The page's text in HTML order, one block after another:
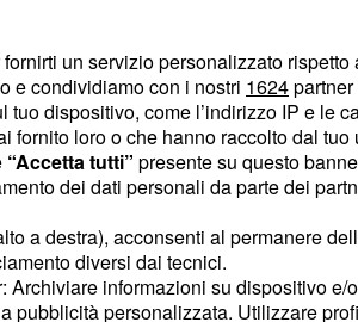
un servizio personalizzato rispetto
e condividiamo con i nostri 1624
dispositivo, come l’indirizzo IP e le
loro o che hanno raccolto dal
“Accetta tutti” presente su questo
dei dati personali da parte dei
a destra), acconsenti al permanere
diversi dai tecnici.
informazioni su dispositivo e/
pubblicità personalizzata. Utilizzare